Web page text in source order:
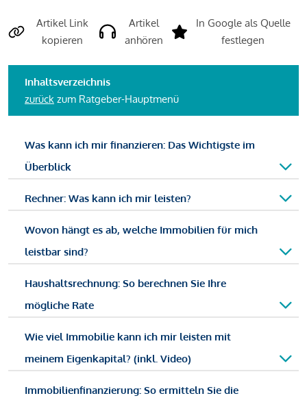
Artikel Link
kopieren
Artikel
anhören
In Google als Quelle
festlegen
Inhaltsverzeichnis
zurück zum Ratgeber-Hauptmenü
Was kann ich mir finanzieren: Das Wichtigste im
Überblick
Rechner: Was kann ich mir leisten?
Wovon hängt es ab, welche Immobilien für mich
leistbar sind?
Haushaltsrechnung: So berechnen Sie Ihre
mögliche Rate
Wie viel Immobilie kann ich mir leisten mit
meinem Eigenkapital? (inkl. Video)
Immobilienfinanzierung: So ermitteln Sie die